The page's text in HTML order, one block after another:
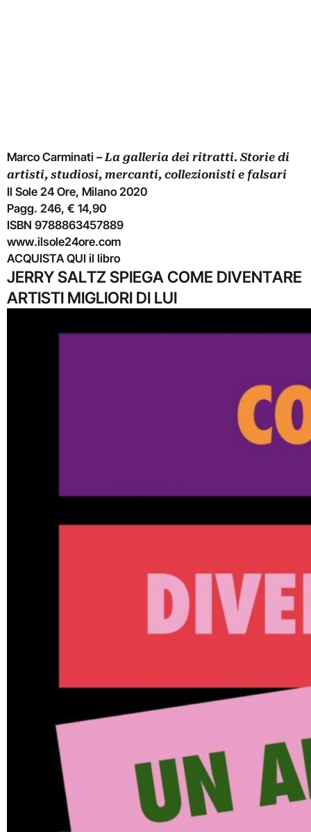
Marco Carminati –La galleria dei ritratti. Storie di
artisti, studiosi, mercanti, collezionisti e falsari
Il Sole 24 Ore, Milano 2020
Pagg. 246, € 14,90
ISBN 9788863457889
www.ilsole24ore.com
ACQUISTA QUI il libro
JERRY SALTZ SPIEGA COME DIVENTARE
ARTISTI MIGLIORI DI LUI